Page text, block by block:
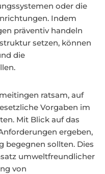
oder die
Indem
präventiv handeln
setzen, können
die
ratsam, auf
Vorgaben im
Mit Blick auf das
ergeben,
begegnen sollten. Dies
umweltfreundlicher
von